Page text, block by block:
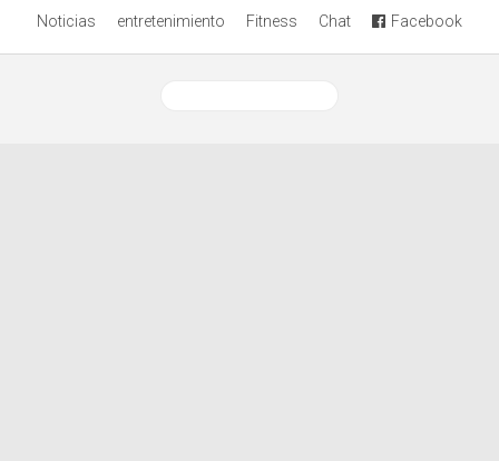
Noticias entretenimiento Fitness Chat Facebook